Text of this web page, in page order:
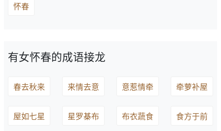
怀春
有女怀春的成语接龙
春去秋来 来情去意 意惹情牵 牵萝补屋
屋如七星 星罗棊布 布衣蔬食 食方于前